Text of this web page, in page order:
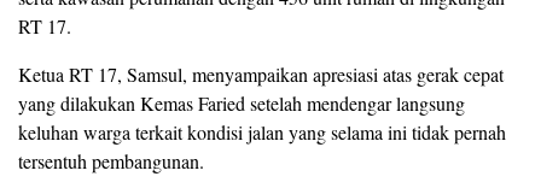
RT 17.
Ketua RT 17, Samsul, menyampaikan apresiasi atas gerak cepat
yang dilakukan Kemas Faried setelah mendengar langsung
keluhan warga terkait kondisi jalan yang selama ini tidak pernah
tersentuh pembangunan.